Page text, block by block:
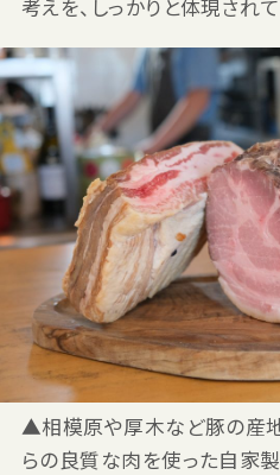
考えを、しっかりと体現されて
▲相模原や厚木など豚の産
らの良質な肉を使った自家